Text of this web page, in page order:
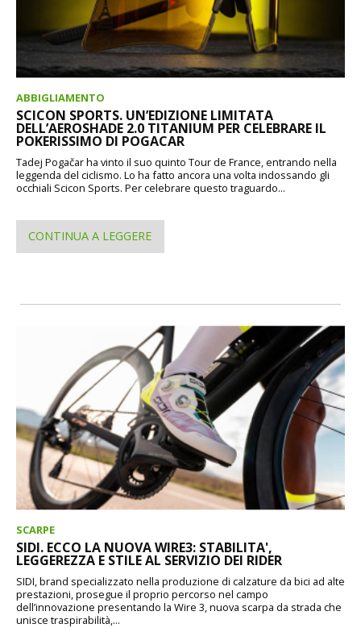
ABBIGLIAMENTO
SCICON SPORTS. UN’EDIZIONE LIMITATA
DELL’AEROSHADE 2.0 TITANIUM PER CELEBRARE IL
POKERISSIMO DI POGACAR
Tadej Pogačar ha vinto il suo quinto Tour de France, entrando nella
leggenda del ciclismo. Lo ha fatto ancora una volta indossando gli
occhiali Scicon Sports. Per celebrare questo traguardo...
CONTINUA A LEGGERE
SCARPE
SIDI. ECCO LA NUOVA WIRE3: STABILITA',
LEGGEREZZA E STILE AL SERVIZIO DEI RIDER
SIDI, brand specializzato nella produzione di calzature da bici ad alte
prestazioni, prosegue il proprio percorso nel campo
dell’innovazione presentando la Wire 3, nuova scarpa da strada che
unisce traspirabilità,...